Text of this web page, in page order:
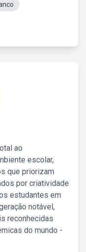
ao
escolar,
que priorizam
por criatividade
estudantes em
notável,
reconhecidas
do mundo -